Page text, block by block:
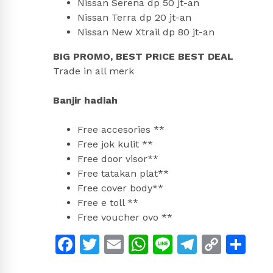
Nissan Serena dp 50 jt-an
Nissan Terra dp 20 jt-an
Nissan New Xtrail dp 80 jt-an
BIG PROMO, BEST PRICE BEST DEAL
Trade in all merk
Banjir hadiah
Free accesories **
Free jok kulit **
Free door visor**
Free tatakan plat**
Free cover body**
Free e toll **
Free voucher ovo **
Facebook
Twitter
EmailWhatsApp
LineTelegram
Copy